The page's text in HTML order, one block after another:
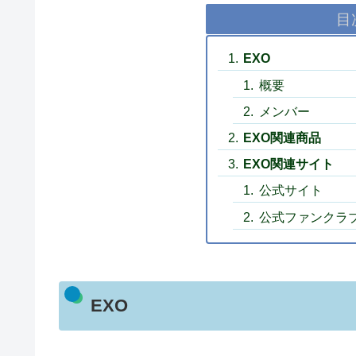
目
EXO
概要
メンバー
EXO関連商品
EXO関連サイト
公式サイト
公式ファンクラ
EXO